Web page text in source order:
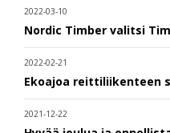
2022-03-10
Nordic Timber valitsi
2022-02-21
Ekoajoa reittiliikenteen
2021-12-22